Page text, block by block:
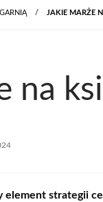
JAKIE MARŻE
na
element strategii